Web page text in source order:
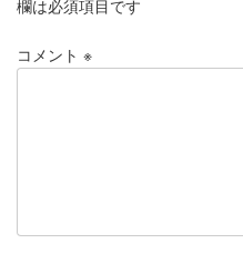
欄は必須項目です
コメント ※